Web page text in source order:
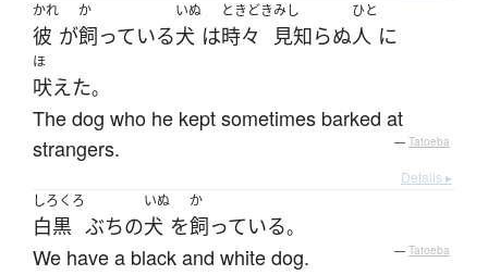
かれ
彼 が
か
飼っている
いぬ
犬 は
ときどき
時々
みし
見知らぬ
ひと
人 に
ほ
吠えた。
The dog who he kept sometimes barked at
strangers.
— Tatoeba
Details ▸
しろくろ
白黒 ぶちの
いぬ
犬 を
か
飼っている。
We have a black and white dog. — Tatoeba